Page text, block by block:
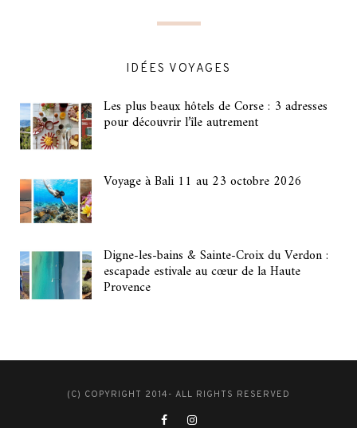
IDÉES VOYAGES
Les plus beaux hôtels de Corse : 3 adresses
pour découvrir l’île autrement
Voyage à Bali 11 au 23 octobre 2026
Digne-les-bains & Sainte-Croix du Verdon :
escapade estivale au cœur de la Haute
Provence
(C) COPYRIGHT 2014- ALL RIGHTS RESERVED